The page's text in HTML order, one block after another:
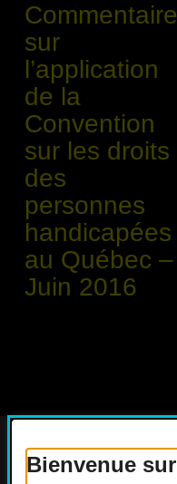
Bienvenue
sur
l’application
de la
Convention
sur les droits
des
personnes
handicapées
au Québec –
Juin 2016